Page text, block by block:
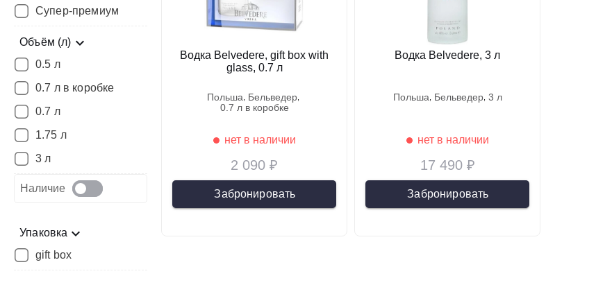
Супер-премиум
Объём (л)
0.5 л
0.7 л в коробке
0.7 л
1.75 л
3 л
Наличие
Упаковка
gift box
2 090 ₽
Водка Belvedere, gift box with
glass, 0.7 л
польша
бельведер
0.7 л в коробке
Забронировать
нет в наличии
17 490 ₽
Водка Belvedere, 3 л
польша бельведер 3 л
Забронировать
нет в наличии